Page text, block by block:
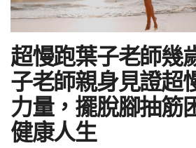
超慢跑葉子老師幾
子老師親身見證超
力量，擺脫腳抽筋
健康人生